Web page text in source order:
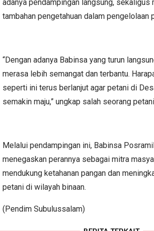
adanya pendampingan langsung, sekaligus
tambahan pengetahuan dalam pengelolaan
“Dengan adanya Babinsa yang turun
merasa lebih semangat dan terbantu.
seperti ini terus berlanjut agar petani di
semakin maju,” ungkap salah seorang
Melalui pendampingan ini, Babinsa
menegaskan perannya sebagai mitra
mendukung ketahanan pangan dan
petani di wilayah binaan.
(Pendim Subulussalam)